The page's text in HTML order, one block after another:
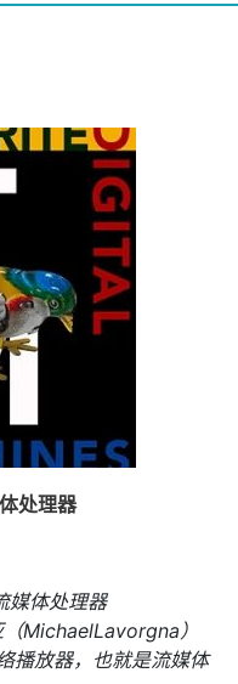
处理器
媒体处理器
MichaelLavorgna）
播放器，也就是流媒体